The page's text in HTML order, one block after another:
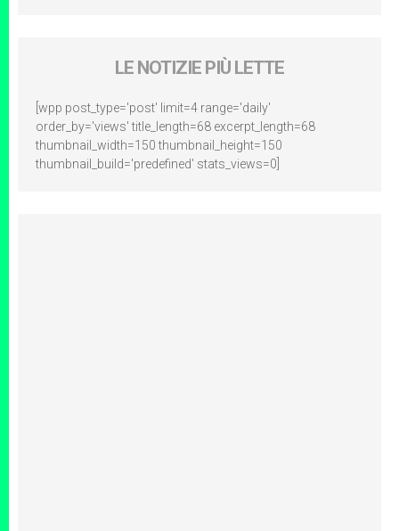
LE NOTIZIE PIÙ LETTE
[wpp post_type='post' limit=4 range='daily'
order_by='views' title_length=68 excerpt_length=68
thumbnail_width=150 thumbnail_height=150
thumbnail_build='predefined' stats_views=0]